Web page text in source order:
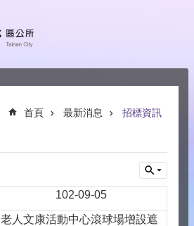
首頁 最新消息 招標資訊
102-09-05
老人文康活動中心滾球場增設遮